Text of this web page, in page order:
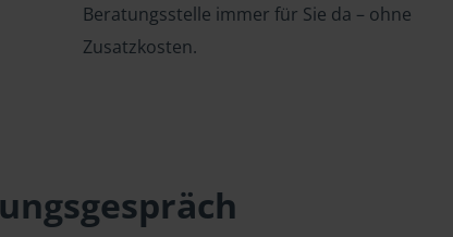
Beratungsstelle immer für Sie da – ohne
Zusatzkosten.